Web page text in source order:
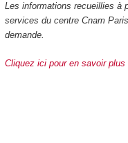
Les informations recueillies à
services du centre Cnam
demande.
Cliquez ici pour en savoir